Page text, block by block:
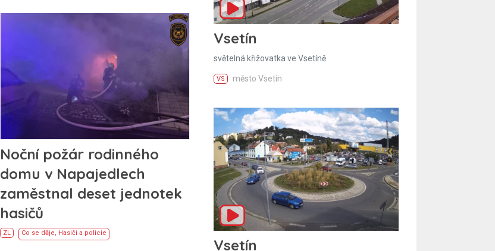
Noční požár rodinného
domu v Napajedlech
zaměstnal deset jednotek
hasičů
ZL Co se děje, Hasiči a policie
Vsetín
světelná křižovatka ve Vsetíně
VS město Vsetín
Vsetín